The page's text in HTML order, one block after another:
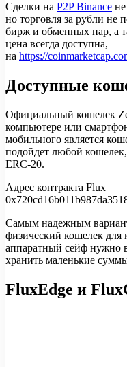
Сделки на P2P Binance
но торговля за рубли не
бирж и обменных пар, а
цена всегда доступна,
на https://
Доступные
Официальный кошелек
компьютере или
мобильного является
подойдет любой
ERC-20.
Адрес контракта Flux
Самым надежным
физический кошелек для
аппаратный сейф нужно
хранить маленькие
FluxEdge и